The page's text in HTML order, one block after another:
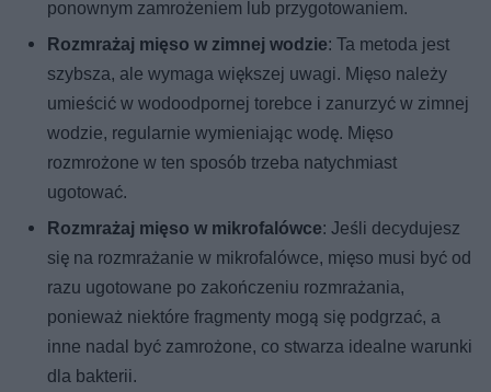
ponownym zamrożeniem lub przygotowaniem.
Rozmrażaj mięso w zimnej wodzie: Ta metoda jest
szybsza, ale wymaga większej uwagi. Mięso należy
umieścić w wodoodpornej torebce i zanurzyć w zimnej
wodzie, regularnie wymieniając wodę. Mięso
rozmrożone w ten sposób trzeba natychmiast
ugotować.
Rozmrażaj mięso w mikrofalówce: Jeśli decydujesz
się na rozmrażanie w mikrofalówce, mięso musi być od
razu ugotowane po zakończeniu rozmrażania,
ponieważ niektóre fragmenty mogą się podgrzać, a
inne nadal być zamrożone, co stwarza idealne warunki
dla bakterii.